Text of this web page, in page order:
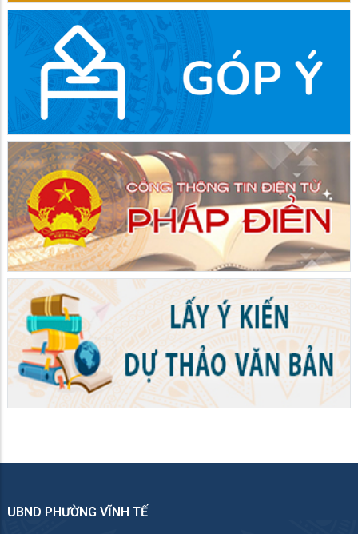
UBND PHƯỜNG VĨNH TẾ